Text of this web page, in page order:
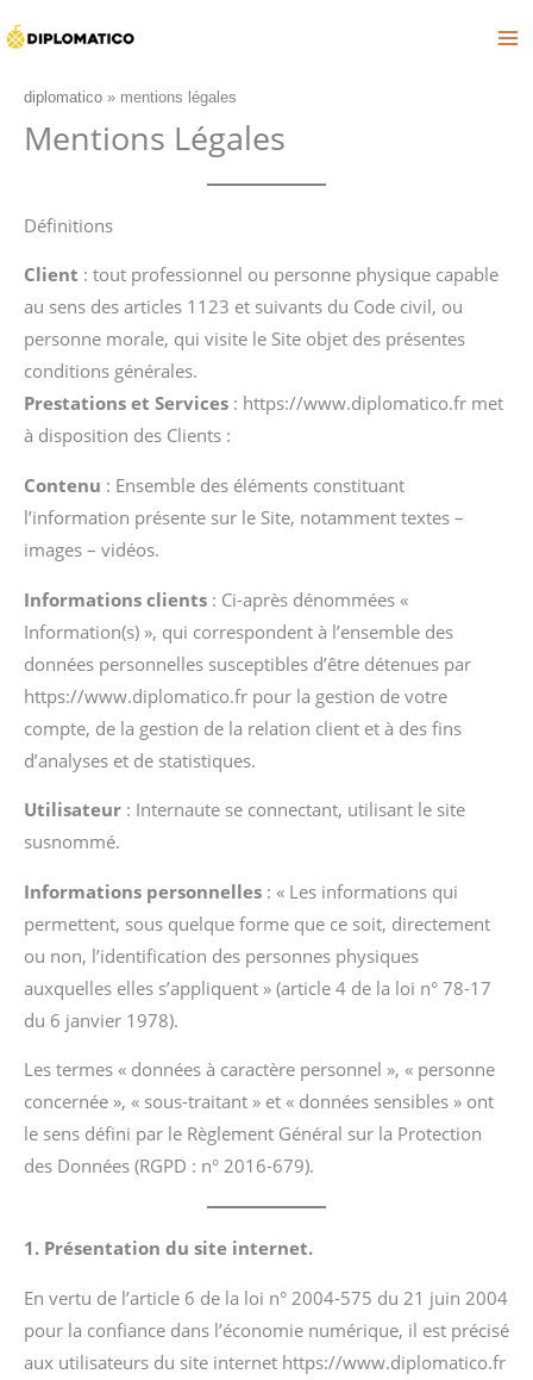
au
diplomatico » mentions légales
Mentions Légales
Définitions
Client : tout professionnel ou personne physique capable
au sens des articles 1123 et suivants du Code civil, ou
personne morale, qui visite le Site objet des présentes
conditions générales.
Prestations et Services : https://www.diplomatico.fr met
à disposition des Clients :
Contenu : Ensemble des éléments constituant
l’information présente sur le Site, notamment textes –
images – vidéos.
Informations clients : Ci-après dénommées «
Information(s) », qui correspondent à l’ensemble des
données personnelles susceptibles d’être détenues par
https://www.diplomatico.fr pour la gestion de votre
compte, de la gestion de la relation client et à des fins
d’analyses et de statistiques.
Utilisateur : Internaute se connectant, utilisant le site
susnommé.
Informations personnelles : « Les informations qui
permettent, sous quelque forme que ce soit, directement
ou non, l’identification des personnes physiques
auxquelles elles s’appliquent » (article 4 de la loi n° 78-17
du 6 janvier 1978).
Les termes « données à caractère personnel », « personne
concernée », « sous-traitant » et « données sensibles » ont
le sens défini par le Règlement Général sur la Protection
des Données (RGPD : n° 2016-679).
1. Présentation du site internet.
En vertu de l’article 6 de la loi n° 2004-575 du 21 juin 2004
pour la confiance dans l’économie numérique, il est précisé
aux utilisateurs du site internet https://www.diplomatico.fr